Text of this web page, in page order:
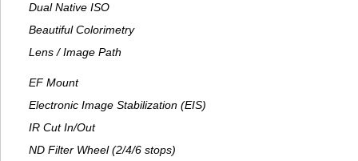
Dual Native ISO
Beautiful Colorimetry
Lens / Image Path
EF Mount
Electronic Image Stabilization (EIS)
IR Cut In/Out
ND Filter Wheel (2/4/6 stops)